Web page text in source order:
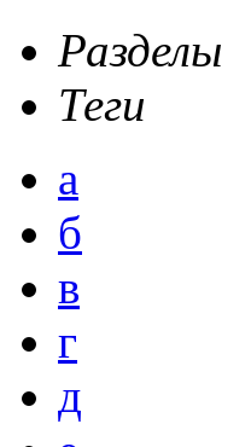
Разделы
Теги
а
б
в
г
д